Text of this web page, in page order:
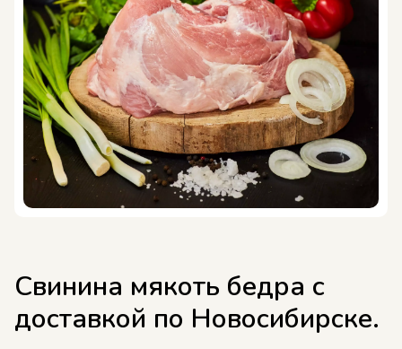
Свинина мякоть бедра с
доставкой по Новосибирске.